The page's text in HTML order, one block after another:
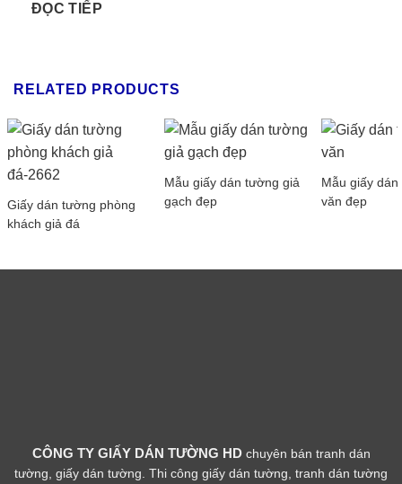
ĐỌC TIẾP
RELATED PRODUCTS
Giấy dán tường phòng
khách giả đá
Mẫu giấy dán tường giả
gạch đẹp
Mẫu giấy
văn đẹp
CÔNG TY GIẤY DÁN TƯỜNG HD chuyên bán tranh dán
tường, giấy dán tường. Thi công giấy dán tường, tranh dán tường